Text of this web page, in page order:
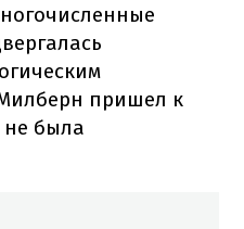
пришел к
не была